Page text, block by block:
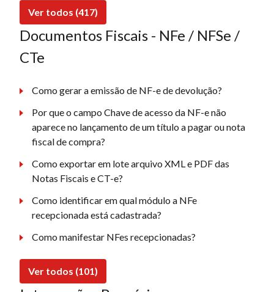
Ver todos (417)
Documentos Fiscais - NFe / NFSe /
CTe
Como gerar a emissão de NF-e de devolução?
Por que o campo Chave de acesso da NF-e não
aparece no lançamento de um título a pagar ou nota
fiscal de compra?
Como exportar em lote arquivo XML e PDF das
Notas Fiscais e CT-e?
Como identificar em qual módulo a NFe
recepcionada está cadastrada?
Como manifestar NFes recepcionadas?
Ver todos (101)